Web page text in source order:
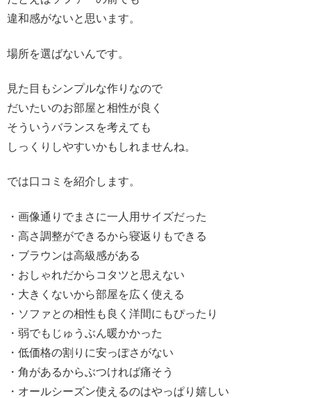
違和感がないと思います。
場所を選ばないんです。
見た目もシンプルな作りなので
だいたいのお部屋と相性が良く
そういうバランスを考えても
しっくりしやすいかもしれませんね。
では口コミを紹介します。
・画像通りでまさに一人用サイズだった
・高さ調整ができるから寝返りもできる
・ブラウンは高級感がある
・おしゃれだからコタツと思えない
・大きくないから部屋を広く使える
・ソファとの相性も良く洋間にもぴったり
・弱でもじゅうぶん暖かかった
・低価格の割りに安っぽさがない
・角があるからぶつければ痛そう
・オールシーズン使えるのはやっぱり嬉しい